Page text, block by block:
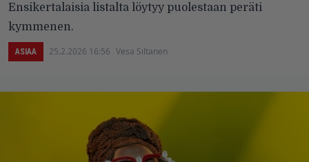
Ensikertalaisia listalta löytyy puolestaan peräti
kymmenen.
ASIAA 25.2.2026 16:56 Vesa Siltanen